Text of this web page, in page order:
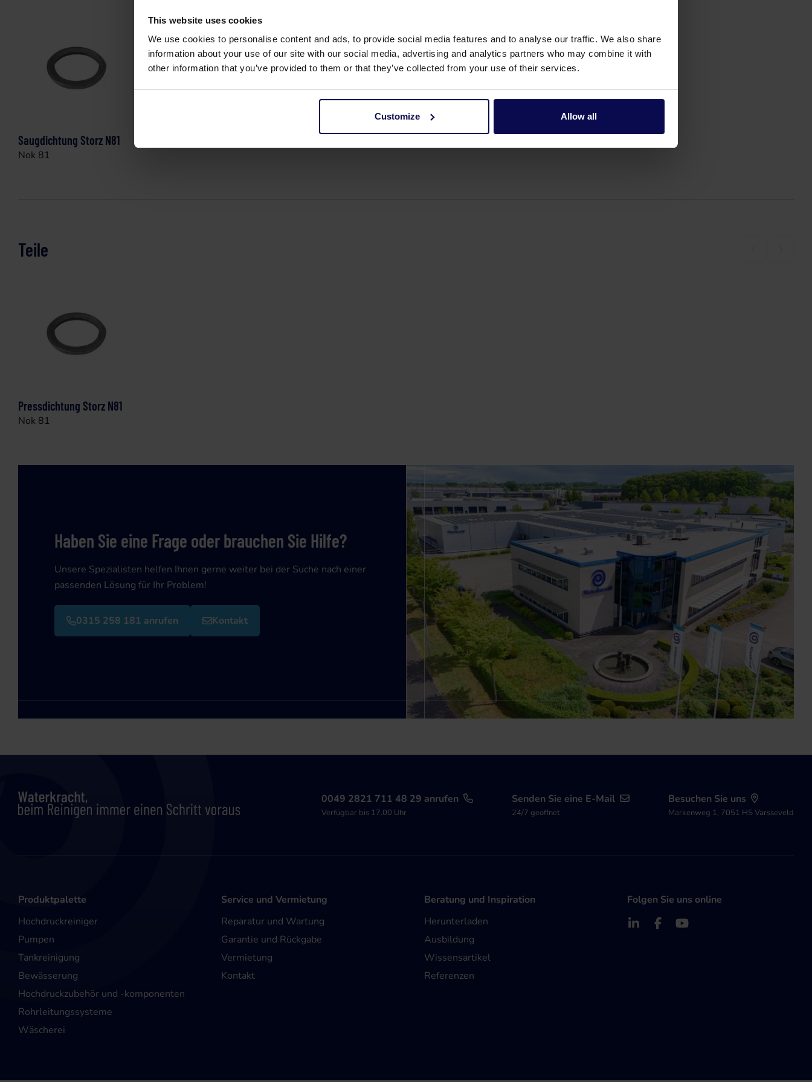
This website uses cookies
We use cookies to personalise content and ads, to provide social media features and to analyse our traffic. We also share
information about your use of our site with our social media, advertising and analytics partners who may combine it with
other information that you’ve provided to them or that they’ve collected from your use of their services.
Customize Allow all
Saugdichtung Storz N81
Nok 81
Teile
Pressdichtung Storz N81
Nok 81
Haben Sie eine Frage oder brauchen Sie Hilfe?
Unsere Spezialisten helfen Ihnen gerne weiter bei der Suche nach einer
passenden Lösung für Ihr Problem!
0315 258 181 anrufen Kontakt
0049 2821 711 48 29 anrufen
Verfügbar bis 17.00 Uhr
Senden Sie eine E-Mail
24/7 geöffnet
Besuchen Sie uns
Markenweg 1, 7051 HS Varsseveld
Produktpalette
Hochdruckreiniger
Pumpen
Tankreinigung
Bewässerung
Hochdruckzubehör und -komponenten
Rohrleitungssysteme
Wäscherei
Service und Vermietung
Reparatur und Wartung
Garantie und Rückgabe
Vermietung
Kontakt
Beratung und Inspiration
Herunterladen
Ausbildung
Wissensartikel
Referenzen
Folgen Sie uns online